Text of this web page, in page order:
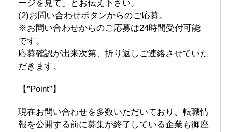
ージを見て」とお伝え下さい。
(2)お問い合わせボタンからのご応募。
※お問い合わせからのご応募は24時間受付可能
です。
応募確認が出来次第、折り返しご連絡させていた
だきます。
【”Point”】
現在お問い合わせを多数いただいており、転職情
報を公開する前に募集が終了している企業も御座